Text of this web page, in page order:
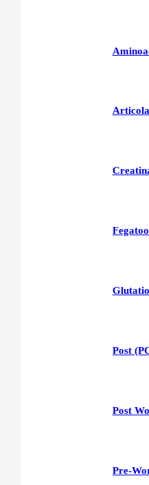
Fegatoo
Post
Post
Pre-